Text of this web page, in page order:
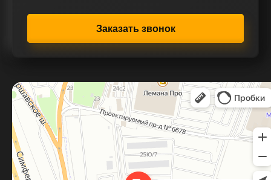
Заказать звонок